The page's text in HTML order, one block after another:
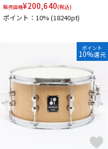
販売価格¥200,640(税込)
ポイント：10%(18240pt)
ポイント
10%還元